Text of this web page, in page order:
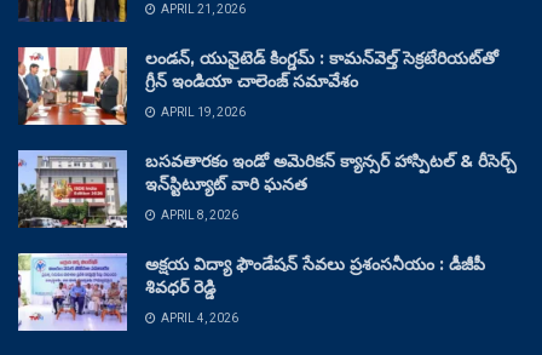
APRIL 21, 2026
లండన్, యునైటెడ్ కింగ్డమ్ : కామన్‌వెల్త్ సెక్రటేరియట్‌తో
గ్రీన్ ఇండియా చాలెంజ్ సమావేశం
APRIL 19, 2026
బసవతారకం ఇండో అమెరికన్ క్యాన్సర్ హాస్పిటల్ & రీసెర్చ్
ఇన్‌స్టిట్యూట్ వారి ఘనత
APRIL 8, 2026
అక్షయ విద్యా ఫౌండేషన్ సేవలు ప్రశంసనీయం : డీజీపీ
శివధర్ రెడ్డి
APRIL 4, 2026